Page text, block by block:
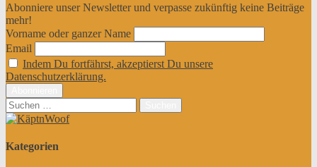
Abonniere unser Newsletter und verpasse zukünftig keine Beiträge
mehr!
Vorname oder ganzer Name
Email
Indem Du fortfährst, akzeptierst Du unsere
Datenschutzerklärung.
Suchen
nach:
Kategorien